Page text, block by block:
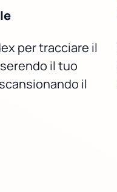
per tracciare il
il tuo
il